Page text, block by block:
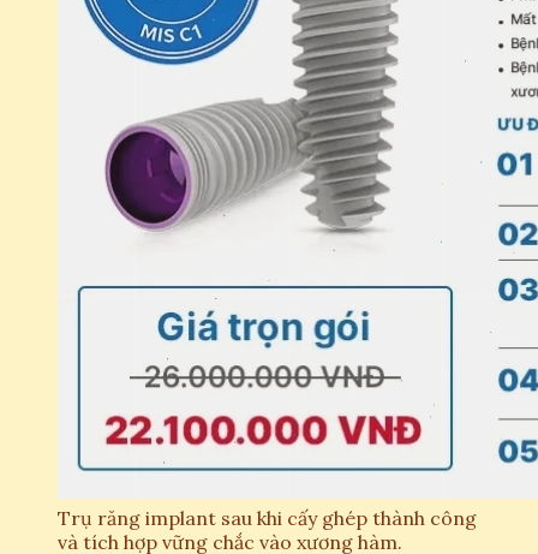
Trụ răng implant sau khi cấy ghép thành công
và tích hợp vững chắc vào xương hàm.